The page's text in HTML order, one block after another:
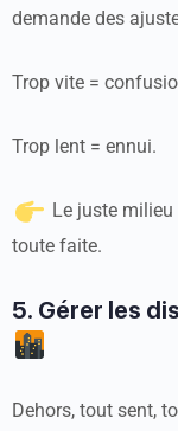
demande des
Trop vite =
Trop lent = ennui.
Le juste milieu
toute faite.
5. Gérer les
Dehors, tout sent,